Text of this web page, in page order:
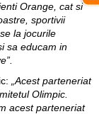
Orange, cat si
sportivii
la jocurile
sa educam in
„Acest parteneriat
Olimpic.
acest parteneriat